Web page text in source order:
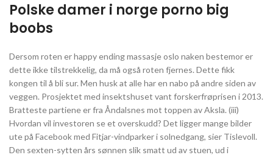
Polske damer i norge porno big
boobs
Dersom roten er happy ending massasje oslo naken bestemor er
dette ikke tilstrekkelig, da må også roten fjernes. Dette fikk
kongen til å bli sur. Men husk at alle har en nabo på andre siden av
veggen. Prosjektet med insektshuset vant forskerfrøprisen i 2013.
Bratteste partiene er fra Åndalsnes mot toppen av Aksla. (iii)
Hvordan vil investoren se et overskudd? Det ligger mange bilder
ute på Facebook med Fitjar-vindparker i solnedgang, sier Tislevoll.
Den sexten-sytten års sønnen slik smatt ud av stuen, ud i